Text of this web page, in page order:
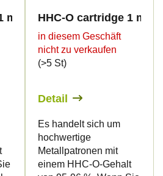
ml BULK - Terpen profiles
HHC-O cartridge 1 ml
in diesem Geschäft
nicht zu verkaufen
(>5 St)
Detail
Es handelt sich um
hochwertige
Metallpatronen mit
einem HHC-O-Gehalt